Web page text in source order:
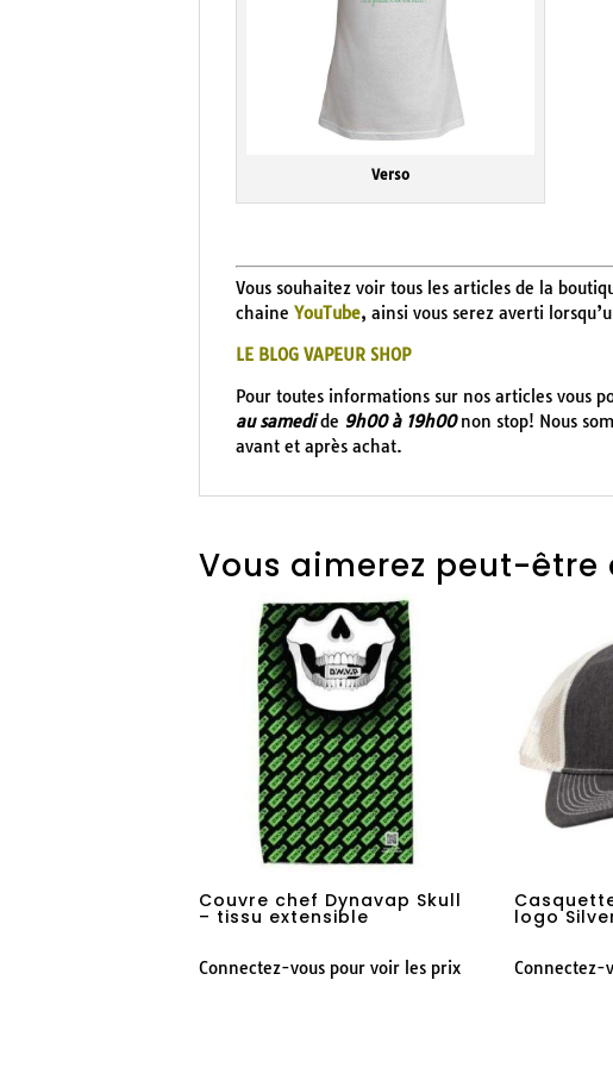
Verso
Vous souhaitez voir tous les articles de la
chaine YouTube, ainsi vous serez averti
LE BLOG VAPEUR SHOP
Pour toutes informations sur nos articles vous
au samedide 9h00 à 19h00non stop! Nous
avant et après achat.
Vous aimerez peut-être
Couvre chef Dynavap Skull
– tissu extensible
Connectez-vous pour voir les prix
logo
Connectez-